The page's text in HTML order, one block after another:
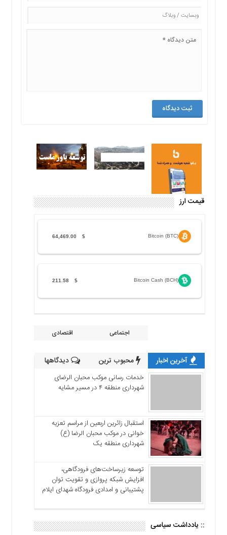
قیمت ارز
Bitcoin (BTC)
$
64,469.00
Bitcoin Cash (BCH)
$
211.58
اجتماعی اقتصادی
آخرین اخبار محبوب ترین دیدگاهها
خدمات رسانی موکب محبان الرضای
شهرداری منطقه ۴ در مسیر مشایه
استقبال زائرین اربعین از مراسم تعزیه
خوانی در موکب محبان الرضا (ع)
شهرداری منطقه یک
توسعه زیرساخت‌های فرودگاهی،
افزایش شبکه پروازی و تقویت توان
پشتیبانی و امدادی فرودگاه شهدای ایلام
:: یادداشت سیاسی